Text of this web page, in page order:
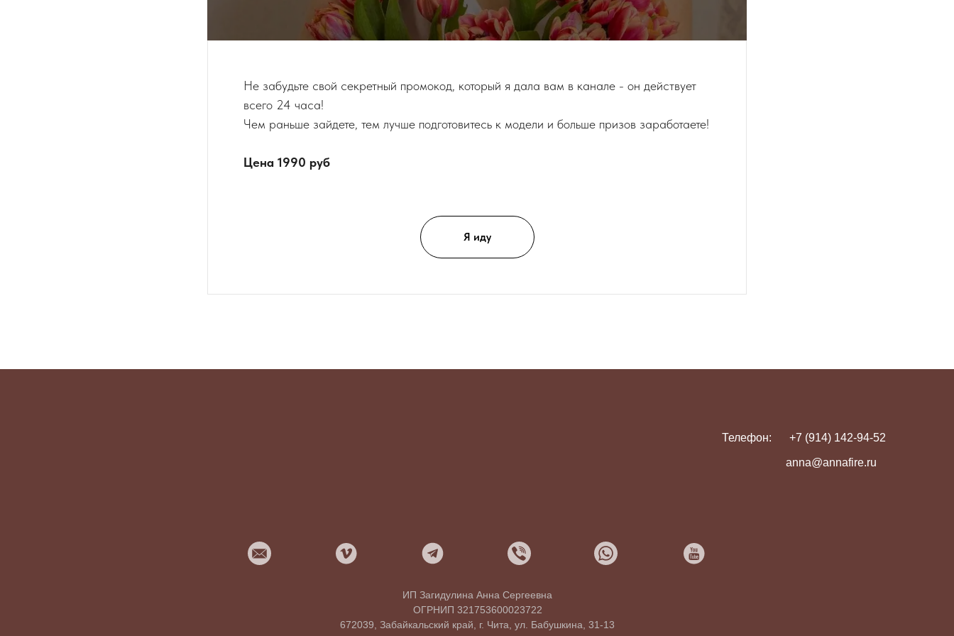
Не забудьте свой секретный промокод, который я дала вам в канале - он действует
всего 24 часа!
Чем раньше зайдете, тем лучше подготовитесь к модели и больше призов заработаете!
Цена 1990 руб
Я иду
ИП Загидулина Анна Сергеевна
ОГРНИП 321753600023722
672039, Забайкальский край, г. Чита, ул. Бабушкина, 31-13
Телефон: +7 (914) 142-94-52
anna@annafire.ru